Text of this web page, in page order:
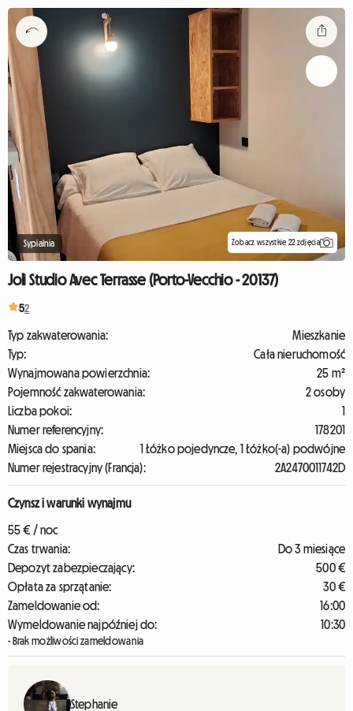
Sypialnia Zobacz wszystkie 22 zdjęcia
Joli Studio Avec Terrasse (Porto-Vecchio - 20137)
52
Typ zakwaterowania:
Mieszkanie
Typ:
Cała nieruchomość
Wynajmowana powierzchnia:
25 m²
Pojemność zakwaterowania:
2 osoby
Liczba pokoi:
1
Numer referencyjny:
178201
Miejsca do spania:
1 Łóżko pojedyncze, 1 Łóżko(-a) podwójne
Numer rejestracyjny (Francja):
2A2470011742D
Czynsz i warunki wynajmu
55 € / noc
Czas trwania:
Do 3 miesiące
Depozyt zabezpieczający:
500 €
Opłata za sprzątanie:
30 €
Zameldowanie od:
16:00
Wymeldowanie najpóźniej do:
10:30
- Brak możliwości zameldowania
Stephanie